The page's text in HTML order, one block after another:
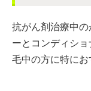
抗がん剤治療中
ーとコンディシ
毛中の方に特にお